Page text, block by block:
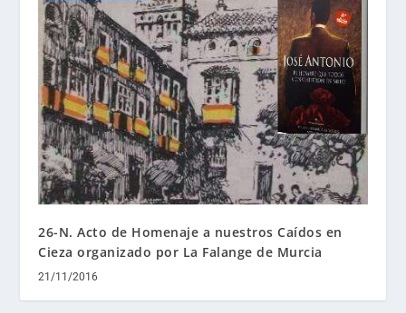
26-N. Acto de Homenaje a nuestros Caídos en
Cieza organizado por La Falange de Murcia
21/11/2016